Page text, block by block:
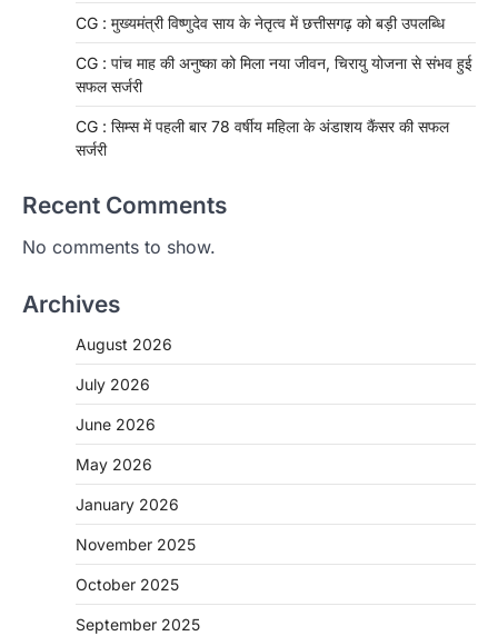
CG : मुख्यमंत्री विष्णुदेव साय के नेतृत्व में छत्तीसगढ़ को बड़ी उपलब्धि
CG : पांच माह की अनुष्का को मिला नया जीवन, चिरायु योजना से संभव हुई
सफल सर्जरी
CG : सिम्स में पहली बार 78 वर्षीय महिला के अंडाशय कैंसर की सफल
सर्जरी
Recent Comments
No comments to show.
Archives
August 2026
July 2026
June 2026
May 2026
January 2026
November 2025
October 2025
September 2025
CHHATTISGARH
CG: 1 से 19 वर्ष तक के बच्चों को निःशुल्क दी
जाएगी एल्बेंडाजोल
More Khabar August 7, 2026
रायपुर। राष्ट्रीय कृमि मुक्ति दिवस भारत सरकार द्वारा
बच्चों के स्वास्थ्य सुधार के लिए वर्ष…